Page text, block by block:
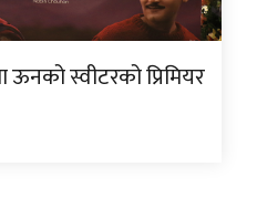
ऊनको स्वीटरको प्रिमियर